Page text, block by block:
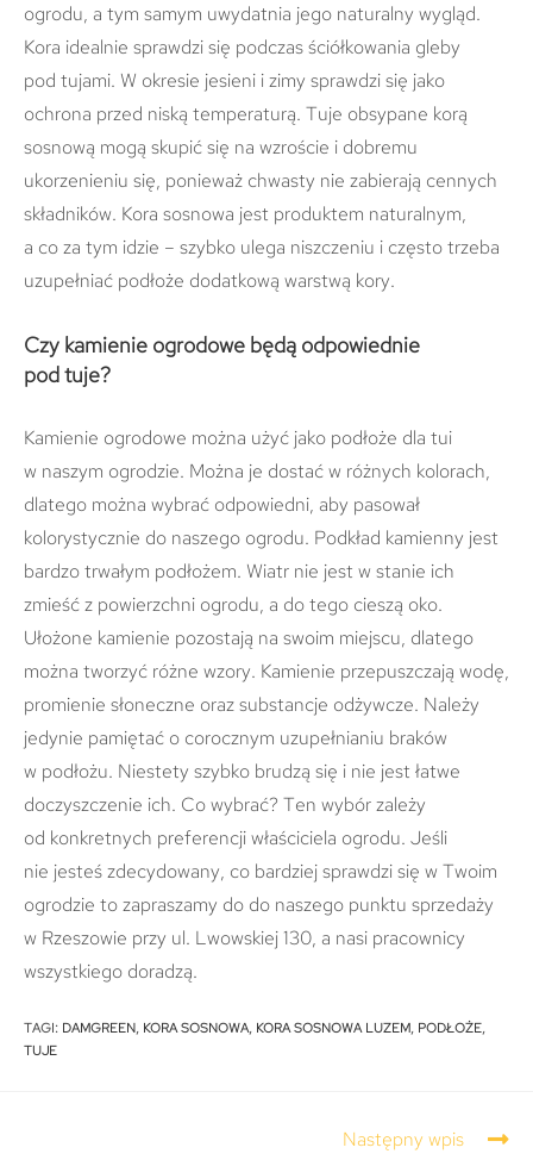
ogrodu, a tym samym uwydatnia jego naturalny wygląd.
Kora idealnie sprawdzi się podczas ściółkowania gleby
pod tujami. W okresie jesieni i zimy sprawdzi się jako
ochrona przed niską temperaturą. Tuje obsypane korą
sosnową mogą skupić się na wzroście i dobremu
ukorzenieniu się, ponieważ chwasty nie zabierają cennych
składników. Kora sosnowa jest produktem naturalnym,
a co za tym idzie – szybko ulega niszczeniu i często trzeba
uzupełniać podłoże dodatkową warstwą kory.
Czy kamienie ogrodowe będą odpowiednie
pod tuje?
Kamienie ogrodowe można użyć jako podłoże dla tui
w naszym ogrodzie. Można je dostać w różnych kolorach,
dlatego można wybrać odpowiedni, aby pasował
kolorystycznie do naszego ogrodu. Podkład kamienny jest
bardzo trwałym podłożem. Wiatr nie jest w stanie ich
zmieść z powierzchni ogrodu, a do tego cieszą oko.
Ułożone kamienie pozostają na swoim miejscu, dlatego
można tworzyć różne wzory. Kamienie przepuszczają wodę,
promienie słoneczne oraz substancje odżywcze. Należy
jedynie pamiętać o corocznym uzupełnianiu braków
w podłożu. Niestety szybko brudzą się i nie jest łatwe
doczyszczenie ich. Co wybrać? Ten wybór zależy
od konkretnych preferencji właściciela ogrodu. Jeśli
nie jesteś zdecydowany, co bardziej sprawdzi się w Twoim
ogrodzie to zapraszamy do do naszego punktu sprzedaży
w Rzeszowie przy ul. Lwowskiej 130, a nasi pracownicy
wszystkiego doradzą.
TAGI: DAMGREEN, KORA SOSNOWA, KORA SOSNOWA LUZEM, PODŁOŻE,
TUJE
Następny wpis